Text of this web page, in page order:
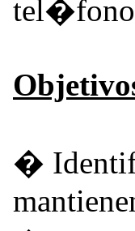
tel�fono
�